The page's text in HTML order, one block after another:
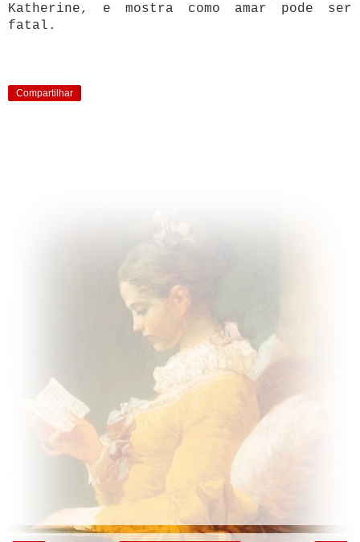
Katherine, e mostra como amar pode ser
fatal.
Compartilhar